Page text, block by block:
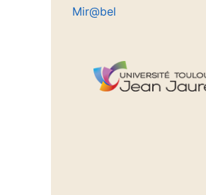
Mir@bel
Affiliations/partenaires